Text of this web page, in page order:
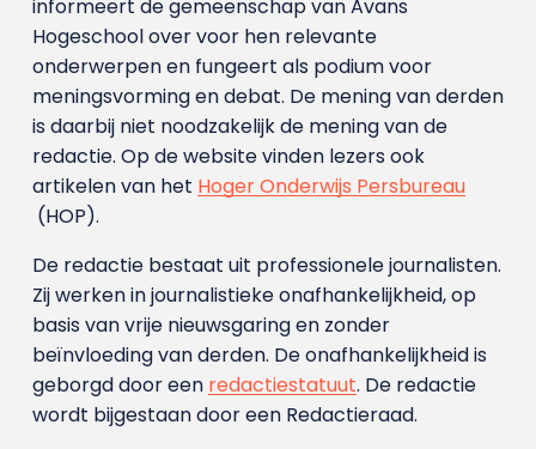
informeert de gemeenschap van Avans
Hogeschool over voor hen relevante
onderwerpen en fungeert als podium voor
meningsvorming en debat. De mening van derden
is daarbij niet noodzakelijk de mening van de
redactie. Op de website vinden lezers ook
artikelen van het Hoger Onderwijs Persbureau
(HOP).
De redactie bestaat uit professionele journalisten.
Zij werken in journalistieke onafhankelijkheid, op
basis van vrije nieuwsgaring en zonder
beïnvloeding van derden. De onafhankelijkheid is
geborgd door een redactiestatuut. De redactie
wordt bijgestaan door een Redactieraad.